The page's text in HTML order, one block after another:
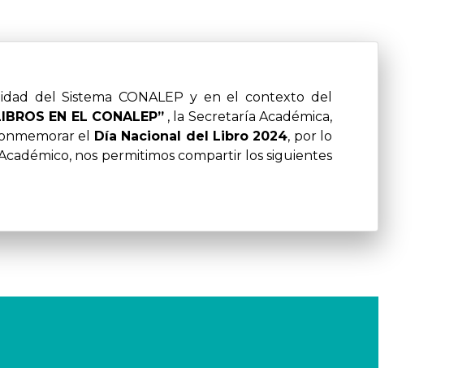
EN EL CONALEP”, la Secretaría Académica,
el Día Nacional del Libro 2024, por lo
nos permitimos compartir los siguientes